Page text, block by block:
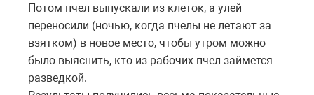
Потом пчел выпускали из клеток, а улей
переносили (ночью, когда пчелы не летают за
взятком) в новое место, чтобы утром можно
было выяснить, кто из рабочих пчел займется
разведкой.